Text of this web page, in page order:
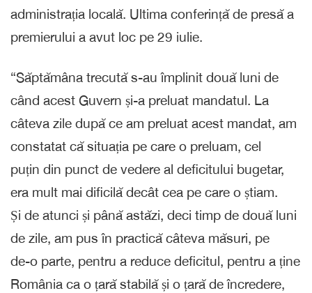
administrația locală. Ultima conferință de presă a
premierului a avut loc pe 29 iulie.
“Săptămâna trecută s-au împlinit două luni de
când acest Guvern și-a preluat mandatul. La
câteva zile după ce am preluat acest mandat, am
constatat că situația pe care o preluam, cel
puțin din punct de vedere al deficitului bugetar,
era mult mai dificilă decât cea pe care o știam.
Și de atunci și până astăzi, deci timp de două luni
de zile, am pus în practică câteva măsuri, pe
de-o parte, pentru a reduce deficitul, pentru a ține
România ca o țară stabilă și o țară de încredere,